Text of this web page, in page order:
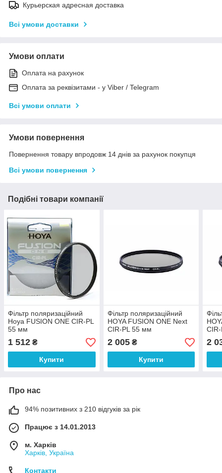
Курьерская адресная доставка
Всі умови доставки
Умови оплати
Оплата на рахунок
Оплата за реквізитами - у Viber / Telegram
Всі умови оплати
Умови повернення
Повернення товару впродовж 14 днів за рахунок покупця
Всі умови повернення
Подібні товари компанії
Фільтр поляризаційний
Hoya FUSION ONE CIR-PL
55 мм
1 512 ₴
Купити
Фільтр поляризаційний
HOYA FUSION ONE Next
CIR-PL 55 мм
2 005₴
Купити
2
Про нас
94% позитивних з 210 відгуків за рік
Працює з 14.01.2013
м. Харків
Харків, Україна
Контакти